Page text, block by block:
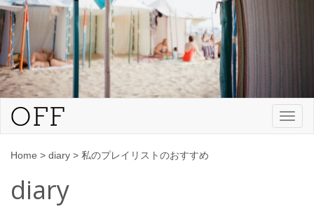
Home > diary > 私のプレイリストのおすすめ
diary